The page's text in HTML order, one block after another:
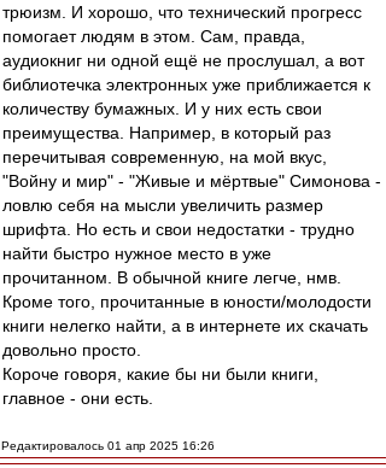
трюизм. И хорошо, что технический прогресс
помогает людям в этом. Сам, правда,
аудиокниг ни одной ещё не прослушал, а вот
библиотечка электронных уже приближается к
количеству бумажных. И у них есть свои
преимущества. Например, в который раз
перечитывая современную, на мой вкус,
"Войну и мир" - "Живые и мёртвые" Симонова -
ловлю себя на мысли увеличить размер
шрифта. Но есть и свои недостатки - трудно
найти быстро нужное место в уже
прочитанном. В обычной книге легче, нмв.
Кроме того, прочитанные в юности/молодости
книги нелегко найти, а в интернете их скачать
довольно просто.
Короче говоря, какие бы ни были книги,
главное - они есть.
Редактировалось 01 апр 2025 16:26